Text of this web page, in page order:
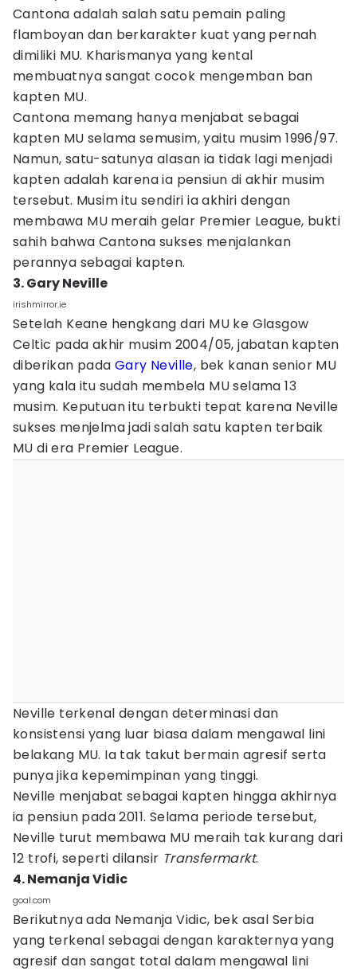
Cantona adalah salah satu pemain paling
flamboyan dan berkarakter kuat yang pernah
dimiliki MU. Kharismanya yang kental
membuatnya sangat cocok mengemban ban
kapten MU.
Cantona memang hanya menjabat sebagai
kapten MU selama semusim, yaitu musim 1996/97.
Namun, satu-satunya alasan ia tidak lagi menjadi
kapten adalah karena ia pensiun di akhir musim
tersebut. Musim itu sendiri ia akhiri dengan
membawa MU meraih gelar Premier League, bukti
sahih bahwa Cantona sukses menjalankan
perannya sebagai kapten.
3. Gary Neville
irishmirror.ie
Setelah Keane hengkang dari MU ke Glasgow
Celtic pada akhir musim 2004/05, jabatan kapten
diberikan padaGary Neville, bek kanan senior MU
yang kala itu sudah membela MU selama 13
musim. Keputuan itu terbukti tepat karena Neville
sukses menjelma jadi salah satu kapten terbaik
MU di era Premier League.
Neville terkenal dengan determinasi dan
konsistensi yang luar biasa dalam mengawal lini
belakang MU. Ia tak takut bermain agresif serta
punya jika kepemimpinan yang tinggi.
Neville menjabat sebagai kapten hingga akhirnya
ia pensiun pada 2011. Selama periode tersebut,
Neville turut membawa MU meraih tak kurang dari
12 trofi, seperti dilansir Transfermarkt.
4. Nemanja Vidic
goal.com
Berikutnya ada Nemanja Vidic, bek asal Serbia
yang terkenal sebagai dengan karakternya yang
agresif dan sangat total dalam mengawal lini